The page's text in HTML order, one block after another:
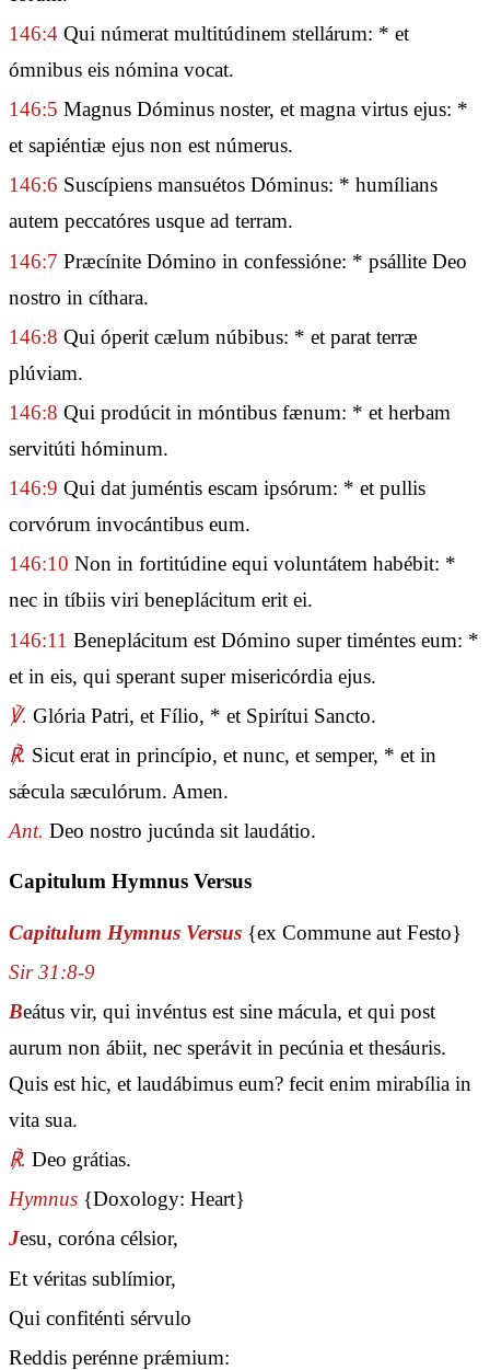
146:4 Qui númerat multitúdinem stellárum: * et
ómnibus eis nómina vocat.
146:5 Magnus Dóminus noster, et magna virtus ejus: *
et sapiéntiæ ejus non est númerus.
146:6 Suscípiens mansuétos Dóminus: * humílians
autem peccatóres usque ad terram.
146:7 Præcínite Dómino in confessióne: * psállite Deo
nostro in cíthara.
146:8 Qui óperit cælum núbibus: * et parat terræ
plúviam.
146:8 Qui prodúcit in móntibus fænum: * et herbam
servitúti hóminum.
146:9 Qui dat juméntis escam ipsórum: * et pullis
corvórum invocántibus eum.
146:10 Non in fortitúdine equi voluntátem habébit: *
nec in tíbiis viri beneplácitum erit ei.
146:11 Beneplácitum est Dómino super timéntes eum: *
et in eis, qui sperant super misericórdia ejus.
℣. Glória Patri, et Fílio, * et Spirítui Sancto.
℟. Sicut erat in princípio, et nunc, et semper, * et in
sǽcula sæculórum. Amen.
Ant. Deo nostro jucúnda sit laudátio.
Capitulum Hymnus Versus
Capitulum Hymnus Versus {ex Commune aut Festo}
Sir 31:8-9
Beátus vir, qui invéntus est sine mácula, et qui post
aurum non ábiit, nec sperávit in pecúnia et thesáuris.
Quis est hic, et laudábimus eum? fecit enim mirabília in
vita sua.
℟. Deo grátias.
Hymnus {Doxology: Heart}
Jesu, coróna célsior,
Et véritas sublímior,
Qui confiténti sérvulo
Reddis perénne prǽmium: